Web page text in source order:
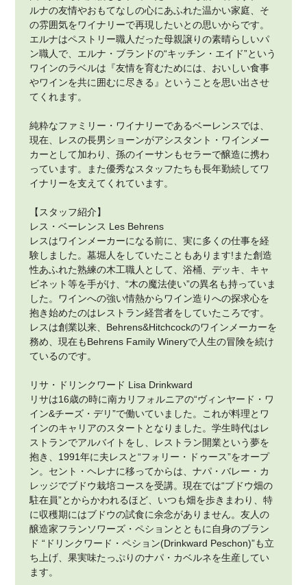
ルナの友情やおもてなしの心にあふれた温かい家庭、そ
の雰囲気をワイナリーで再現したいとの思いからです。
エルナはペストリー職人だった母親譲りの素晴らしいパ
ン職人で、エルナ・ブランドの“キッチン・エイド”という
ワインのラベルは『友情を育むためには、おいしい食事
やワインを共に囲むに尽きる』ということを思い出させ
てくれます。
純粋なファミリー・ワイナリーであるベーレンスでは、
現在、レスの長男ショーンがアシスタント・ワインメー
カーとして加わり、孫のイーサンもセラーで醸造に携わ
っています。また優秀なスタッフたちも長年勤続してワ
イナリーを支えてくれています。
【スタッフ紹介】
レス・ベーレンス Les Behrens
レスはワインメーカーになる前に、実に多くの仕事を経
験しました。墓堀人をしていたこともあります!また創造
性あふれた熟練の木工職人として、浴桶、デッキ、キャ
ビネット等を手がけ、“木の魔法使い”の異名も持っていま
した。ワインへの強い情熱からワイン造りへの探求心を
抱き始めたのはレストラン経営者をしていたころです。
レスは創業以来、Behrens&Hitchcockのワインメーカーを
務め、現在もBehrens Family Wineryで人生の冒険を続け
ているのです。
リサ・ドリンクワード Lisa Drinkward
リサは16歳の時に南カリフォルニアの“ヴィンヤード・ワ
イン&チーズ・デリ”で働いていました。これが料理とワ
インのキャリアのスタートとなりました。学生時代はレ
ストランでアルバイトをし、レストラン開業という夢を
抱き、1991年に夫レスと“フォリー・ドゥース”をオープ
ン。セント・ヘレナに移ってからは、ナパ・バレー・カ
レッジでブドウ栽培コースを受講。現在では“ブドウ畑の
駐在員”とからかわれるほど、いつも畑を歩きまわり、特
に収穫期にはブドウの試食に余念がありません。友人の
醸造家フランソワーズ・ペションとともに自身のブラン
ド “ドリンクワード・ペション(Drinkward Peschon)”も立
ち上げ、果実味たっぷりのナパ・カベルネを生産してい
ます。